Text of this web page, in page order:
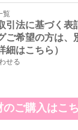
覧
引法に基づく表
ご希望の方は、
細はこちら）
せる
のご購入はこ